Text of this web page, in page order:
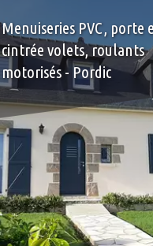
Menuiseries PVC, porte
cintrée volets, roulants
motorisés - Pordic